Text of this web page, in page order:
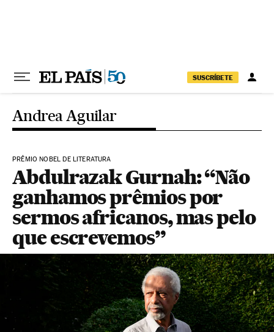
SUSCRÍBETE
Andrea Aguilar
PRÊMIO NOBEL DE LITERATURA
Abdulrazak Gurnah: “Não
ganhamos prêmios por
sermos africanos, mas pelo
que escrevemos”